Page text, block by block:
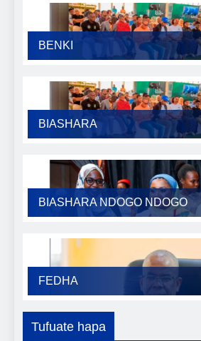
BENKI
BIASHARA
BIASHARA NDOGO NDOGO
FEDHA
Tufuate hapa